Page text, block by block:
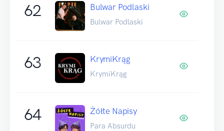
62 Bulwar Podlaski
Bulwar Podlaski
63 KrymiKrąg
KrymiKrąg
64 Żółte Napisy
Para Absurdu